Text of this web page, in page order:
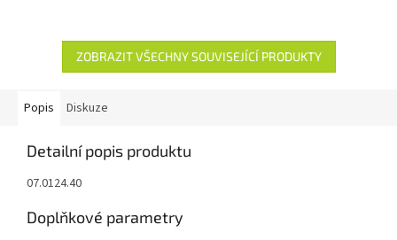
ZOBRAZIT VŠECHNY SOUVISEJÍCÍ PRODUKTY
Popis Diskuze
Detailní popis produktu
07.0124.40
Doplňkové parametry